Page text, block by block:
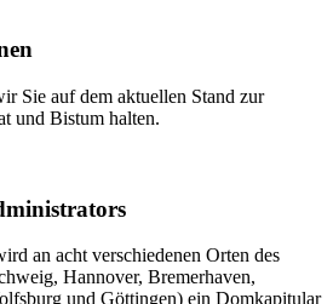
Sie auf dem aktuellen Stand zur
und Bistum halten.
an acht verschiedenen Orten des
Hannover, Bremerhaven,
und Göttingen) ein Domkapitular